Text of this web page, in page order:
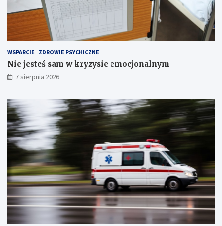
!T
r
c
h
S
w
ó
w
!
WSPARCIE ZDROWIE PSYCHICZNE
Nie jesteś sam w kryzysie emocjonalnym
7 sierpnia 2026